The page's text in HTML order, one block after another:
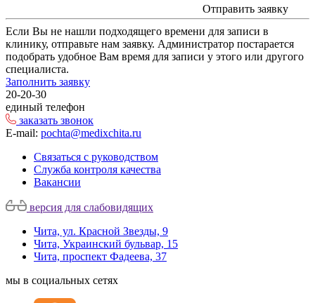
Отправить заявку
Если Вы не нашли подходящего времени для записи в
клинику, отправьте нам заявку. Администратор постарается
подобрать удобное Вам время для записи у этого или другого
специалиста.
Заполнить заявку
20-20-30
единый телефон
заказать звонок
E-mail: pochta@medixchita.ru
Связаться с руководством
Служба контроля качества
Вакансии
версия для слабовидящих
Чита, ул. Красной Звезды, 9
Чита, Украинский бульвар, 15
Чита, проспект Фадеева, 37
мы в социальных сетях